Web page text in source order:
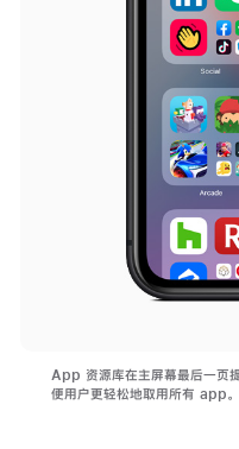
App 资源库在主屏幕最后一页
便用户更轻松地取用所有 app。